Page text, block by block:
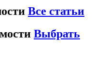
Все статьи
Выбрать